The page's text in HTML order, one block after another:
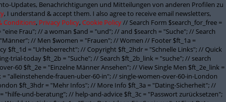
Updates, Benachrichtigungen und Mitteilungen von anderen Profilen zu
, I understand & accept them. I also agree to receive email newsletters,
Conditions, Privacy Policy, Cookie Policy// Search Form $search_for_free =
Frau"; // a woman $and = "und"; // and $search = "Suche"; // Search
// Men $women = "Frauen"; // Women // Footer $ft_1a =
$ft_1d = "Urheberrecht"; // Copyright $ft_2hdr = "Schnelle Links"; // Quick
trial-today $ft_2b = "Suche"; // Search $ft_2b_link = "suche"; // search
60 $ft_2e = "Einzelne Männer Ansehen"; // View Single Men $ft_2e_link =
"alleinstehende-frauen-uber-60-in"; // single-women-over-60-in-London
$ft_3hdr = "Mehr Infos"; // More Info $ft_3a = "Dating-Sicherheit"; //
und-beratung"; // help-and-advice $ft_3c = "Passwort zurücksetzen";